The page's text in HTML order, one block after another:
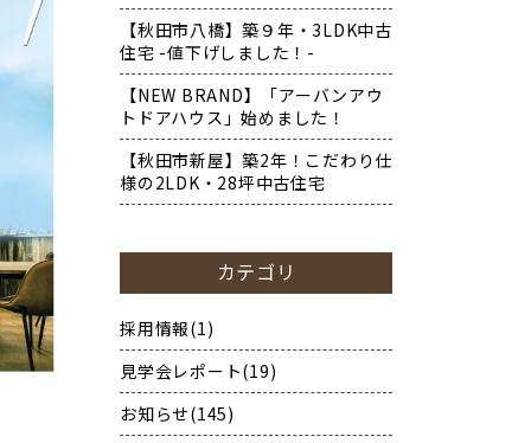
【秋田市八橋】築９年・3LDK中古
住宅 -値下げしました！-
【NEW BRAND】「アーバンアウ
トドアハウス」始めました！
【秋田市新屋】築2年！こだわり仕
様の2LDK・28坪中古住宅
カテゴリ
採用情報(1)
見学会レポート(19)
お知らせ(145)